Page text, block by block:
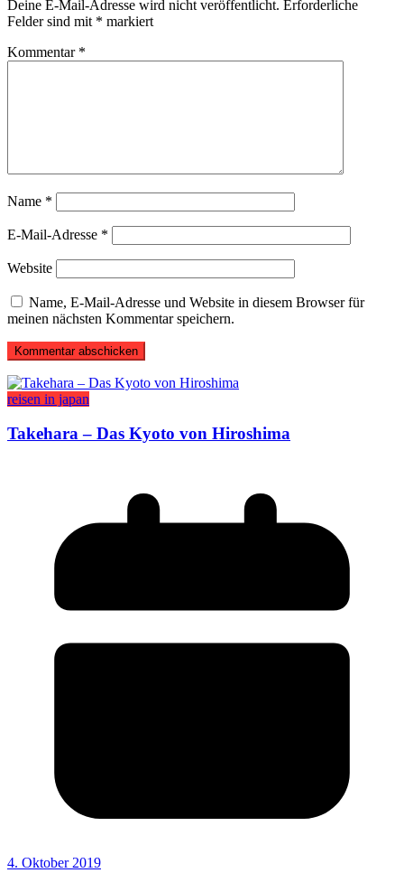
Deine E-Mail-Adresse wird nicht veröffentlicht. Erforderliche
Felder sind mit * markiert
Kommentar *
Name *
E-Mail-Adresse *
Website
Name, E-Mail-Adresse und Website in diesem Browser für
meinen nächsten Kommentar speichern.
reisen in japan
Takehara – Das Kyoto von Hiroshima
4. Oktober 2019